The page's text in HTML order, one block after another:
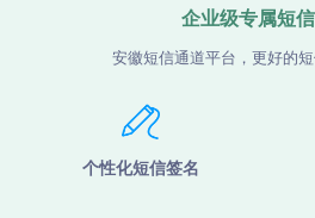
企业级专属短
安徽短信通道平台，更好的
个性化短信签名